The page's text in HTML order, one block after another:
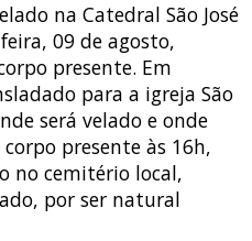
na Catedral São José
09 de agosto,
presente. Em
para a igreja São
será velado e onde
presente às 16h,
no cemitério local,
por ser natural